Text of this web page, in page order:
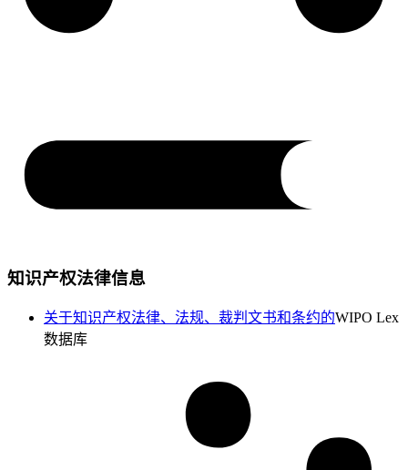
知识产权法律信息
关于知识产权法律、法规、裁判文书和条约的WIPO Lex
数据库